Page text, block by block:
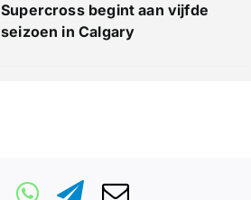
Supercross begint aan vijfde
seizoen in Calgary